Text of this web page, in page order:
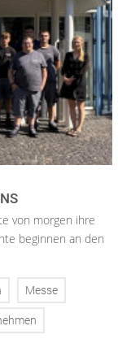
von morgen ihre
beginnen an den
Messe